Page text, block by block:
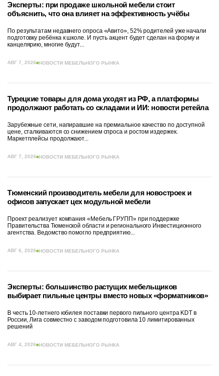
Эксперты: при продаже школьной мебели стоит
объяснить, что она влияет на эффективность учёбы
По результатам недавнего опроса «Авито», 52% родителей уже начали
подготовку ребёнка к школе. И пусть акцент будет сделан на форму и
канцелярию, многие будут...
АВГ 7, 2026 НОВОСТИ МЕБЕЛЬНОГО РЫНКА
Турецкие товары для дома уходят из РФ, а платформы
продолжают работать со складами и ИИ: новости ретейла
Зарубежные сети, напиравшие на премиальное качество по доступной
цене, сталкиваются со снижением спроса и ростом издержек.
Маркетплейсы продолжают...
АВГ 7, 2026 НОВОСТИ МЕБЕЛЬНОГО РЫНКА
Тюменский производитель мебели для новостроек и
офисов запускает цех модульной мебели
Проект реализует компания «Мебель ГРУПП» при поддержке
Правительства Тюменской области и регионального Инвестиционного
агентства. Ведомство помогло предприятию...
АВГ 6, 2026 НОВОСТИ МЕБЕЛЬНОГО РЫНКА
Эксперты: большинство растущих мебельщиков
выбирает пильные центры вместо новых «форматников»
В честь 10-летнего юбилея поставки первого пильного центра KDT в
России, Лига совместно с заводом подготовила 10 лимитированных
решений
АВГ 4, 2026 НОВОСТИ МЕБЕЛЬНОГО РЫНКА